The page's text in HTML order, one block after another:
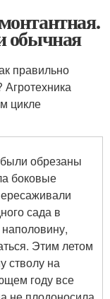
обычная
правильно
цикле
обрезаны
боковые
сада в
Этим летом
стволу на
году все